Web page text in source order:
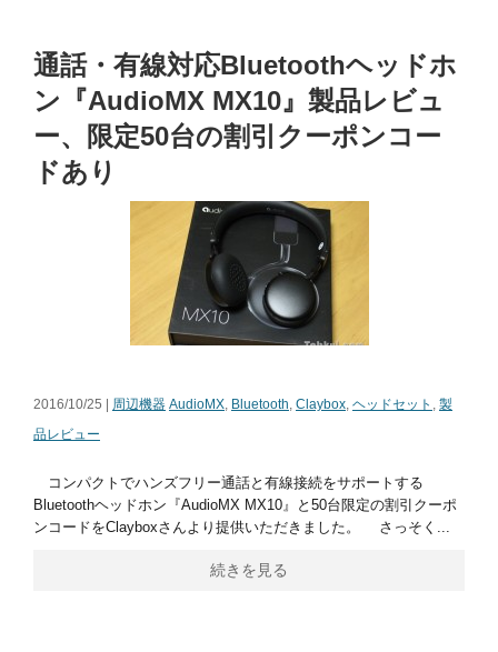
通話・有線対応Bluetoothヘッドホ
ン『AudioMX MX10』製品レビュ
ー、限定50台の割引クーポンコー
ドあり
2016/10/25 | 周辺機器 AudioMX, Bluetooth, Claybox, ヘッドセット , 製
品レビュー
コンパクトでハンズフリー通話と有線接続をサポートする
Bluetoothヘッドホン『AudioMX MX10』と50台限定の割引クーポ
ンコードをClayboxさんより提供いただきました。 さっそく...
続きを見る